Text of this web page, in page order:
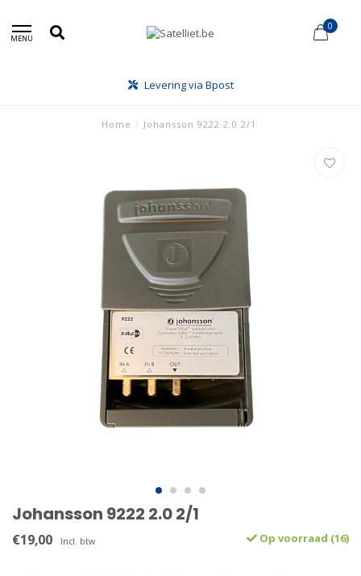
MENU
0
Levering via Bpost
Home / Johansson 9222 2.0 2/1
Johansson 9222 2.0 2/1
€19,00 Incl. btw Op voorraad (16)